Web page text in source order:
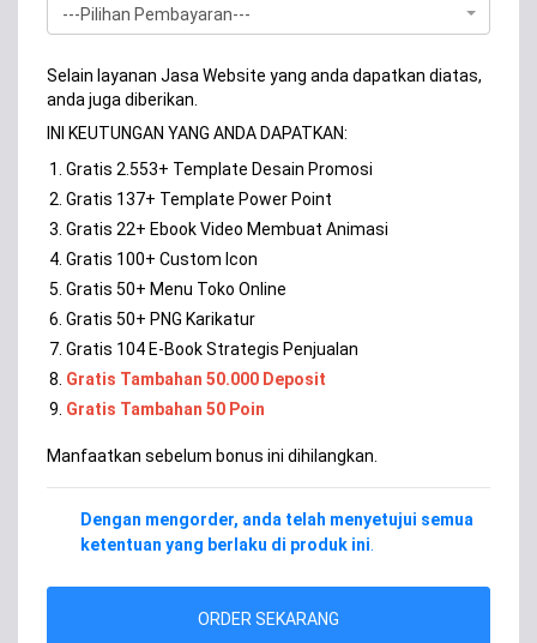
---Pilihan Pembayaran---
Selain layanan Jasa Website yang anda dapatkan diatas,
anda juga diberikan.
INI KEUTUNGAN YANG ANDA DAPATKAN:
Gratis 2.553+ Template Desain Promosi
Gratis 137+ Template Power Point
Gratis 22+ Ebook Video Membuat Animasi
Gratis 100+ Custom Icon
Gratis 50+ Menu Toko Online
Gratis 50+ PNG Karikatur
Gratis 104 E-Book Strategis Penjualan
Gratis Tambahan 50.000 Deposit
Gratis Tambahan 50 Poin
Manfaatkan sebelum bonus ini dihilangkan.
Dengan mengorder, anda telah menyetujui semua
ketentuan yang berlaku di produk ini
ORDER SEKARANG